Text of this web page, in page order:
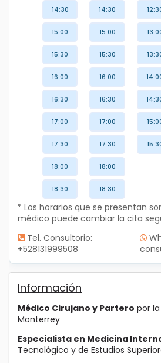
14:30
15:00
15:30
16:00
16:30
17:00
17:30
18:00
18:30
14:30
15:00
15:30
16:00
16:30
17:00
17:30
18:00
18:30
* Los horarios que se presentan
médico puede cambiar la cita
Tel. Consultorio:
+528131999508
Información
Médico Cirujano y Partero por
Monterrey
Especialista en Medicina
Tecnológico y de Estudios